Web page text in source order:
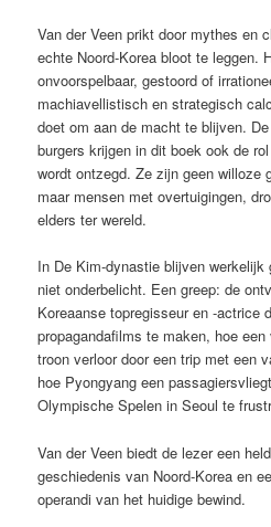
Van der Veen prikt door mythes en
echte Noord-Korea bloot te leggen.
onvoorspelbaar, gestoord of
machiavellistisch en strategisch
doet om aan de macht te blijven.
burgers krijgen in dit boek ook de
wordt ontzegd. Ze zijn geen willoze
maar mensen met overtuigingen,
elders ter wereld.
In De Kim-dynastie blijven werkelijk
niet onderbelicht. Een greep: de
Koreaanse topregisseur en -actrice
propagandafilms te maken, hoe
troon verloor door een trip met een
hoe Pyongyang een
Olympische Spelen in Seoul te
Van der Veen biedt de lezer een
geschiedenis van Noord-Korea en
operandi van het huidige bewind.